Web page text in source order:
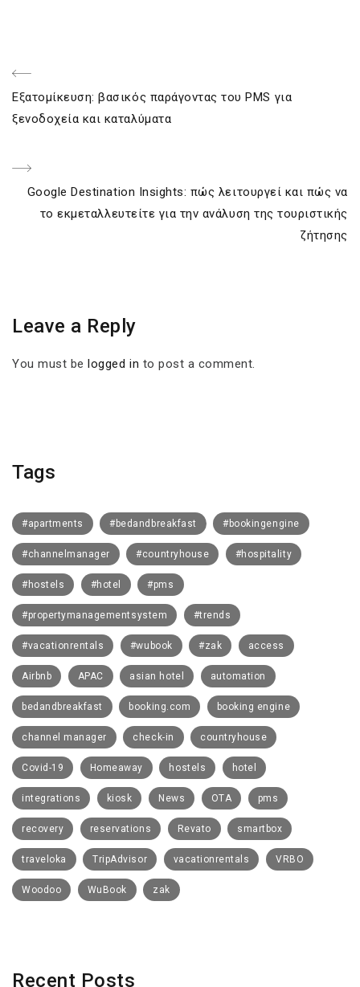
Post
navigation
Previous
Post
Εξατομίκευση: βασικός παράγοντας του PMS για
ξενοδοχεία και καταλύματα
Next
Post
Google Destination Insights: πώς λειτουργεί και πώς να
το εκμεταλλευτείτε για την ανάλυση της τουριστικής
ζήτησης
Leave a Reply
You must belogged in to post a comment.
Tags
#apartments #bedandbreakfast #bookingengine
#channelmanager #countryhouse #hospitality
#hostels #hotel #pms
#propertymanagementsystem #trends
#vacationrentals #wubook #zak access
Airbnb APAC asian hotel automation
bedandbreakfast booking.com booking engine
channel manager check-in countryhouse
Covid-19 Homeaway hostels hotel
integrations kiosk News OTA pms
recovery reservations Revato smartbox
traveloka TripAdvisor vacationrentals VRBO
Woodoo WuBook zak
Recent Posts